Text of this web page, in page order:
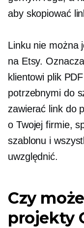
aby skopiować
Linku nie można
na Etsy.
klientowi plik
potrzebnymi do
zawierać link do
o Twojej firmie,
szablonu i
uwzględnić.
Czy
projekty